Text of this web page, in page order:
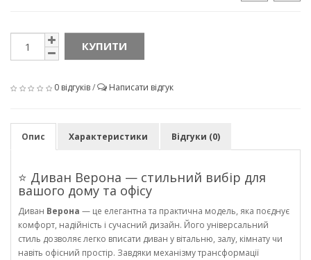
КУПИТИ
0 відгуків/ Написати відгук
Опис Характеристики Відгуки (0)
⭐ Диван Верона — стильний вибір для
вашого дому та офісу
Диван Верона — це елегантна та практична модель, яка поєднує
комфорт, надійність і сучасний дизайн. Його універсальний
стиль дозволяє легко вписати диван у вітальню, залу, кімнату чи
навіть офісний простір. Завдяки механізму трансформації